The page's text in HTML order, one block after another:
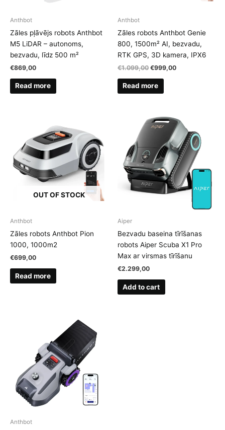
Anthbot
Zāles pļāvējs robots Anthbot
M5 LiDAR – autonoms,
bezvadu, līdz 500 m²
€869,00
Read more
Anthbot
Zāles robots Anthbot Genie
800, 1500m² AI, bezvadu,
RTK GPS, 3D kamera, IPX6
€1.099,00 Original
was:
€1.099,00.
€999,00Current
Read more
OUT OF STOCK
Anthbot
Zāles robots Anthbot Pion
1000, 1000m2
€699,00
Read more
Aiper
Bezvadu baseina tīrīšanas
robots Aiper Scuba X1 Pro
Max ar virsmas tīrīšanu
€2.299,00
Add to cart
Anthbot